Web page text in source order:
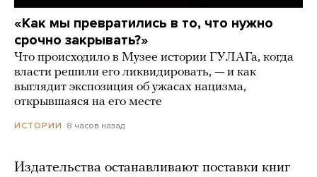
«Как мы превратились в то, что нужно
срочно закрывать?»
Что происходило в Музее истории ГУЛАГа, когда
власти решили его ликвидировать, — и как
выглядит экспозиция об ужасах нацизма,
открывшаяся на его месте
ИСТОРИИ 8 часов назад
Издательства останавливают поставки книг